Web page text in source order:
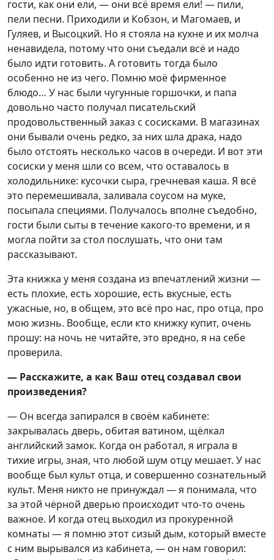
гости, как они ели, — они всё время ели! — пили,
пели песни. Приходили и Кобзон, и Магомаев, и
Гуляев, и Высоцкий. Но я стояла на кухне и их молча
ненавидела, потому что они съедали всё и надо
было идти готовить. А готовить тогда было
особенно не из чего. Помню моё фирменное
блюдо… У нас были чугунные горшочки, и папа
довольно часто получал писательский
продовольственный заказ с сосисками. В магазинах
они бывали очень редко, за них шла драка, надо
было отстоять несколько часов в очереди. И вот эти
сосиски у меня шли со всем, что оставалось в
холодильнике: кусочки сыра, гречневая каша. Я всё
это перемешивала, заливала соусом на муке,
посыпала специями. Получалось вполне съедобно,
гости были сыты в течение какого-то времени, и я
могла пойти за стол послушать, что они там
рассказывают.
Эта книжка у меня создана из впечатлений жизни —
есть плохие, есть хорошие, есть вкусные, есть
ужасные, но, в общем, это всё про нас, про отца, про
мою жизнь. Вообще, если кто книжку купит, очень
прошу: на ночь не читайте, это вредно, я на себе
проверила.
— Расскажите, а как Ваш отец создавал свои
произведения?
— Он всегда запирался в своём кабинете:
закрывалась дверь, обитая ватином, щёлкал
английский замок. Когда он работал, я играла в
тихие игры, зная, что любой шум отцу мешает. У нас
вообще был культ отца, и совершенно сознательный
культ. Меня никто не принуждал — я понимала, что
за этой чёрной дверью происходит что-то очень
важное. И когда отец выходил из прокуренной
комнаты — я помню этот сизый дым, который вместе
с ним вырывался из кабинета, — он нам говорил: